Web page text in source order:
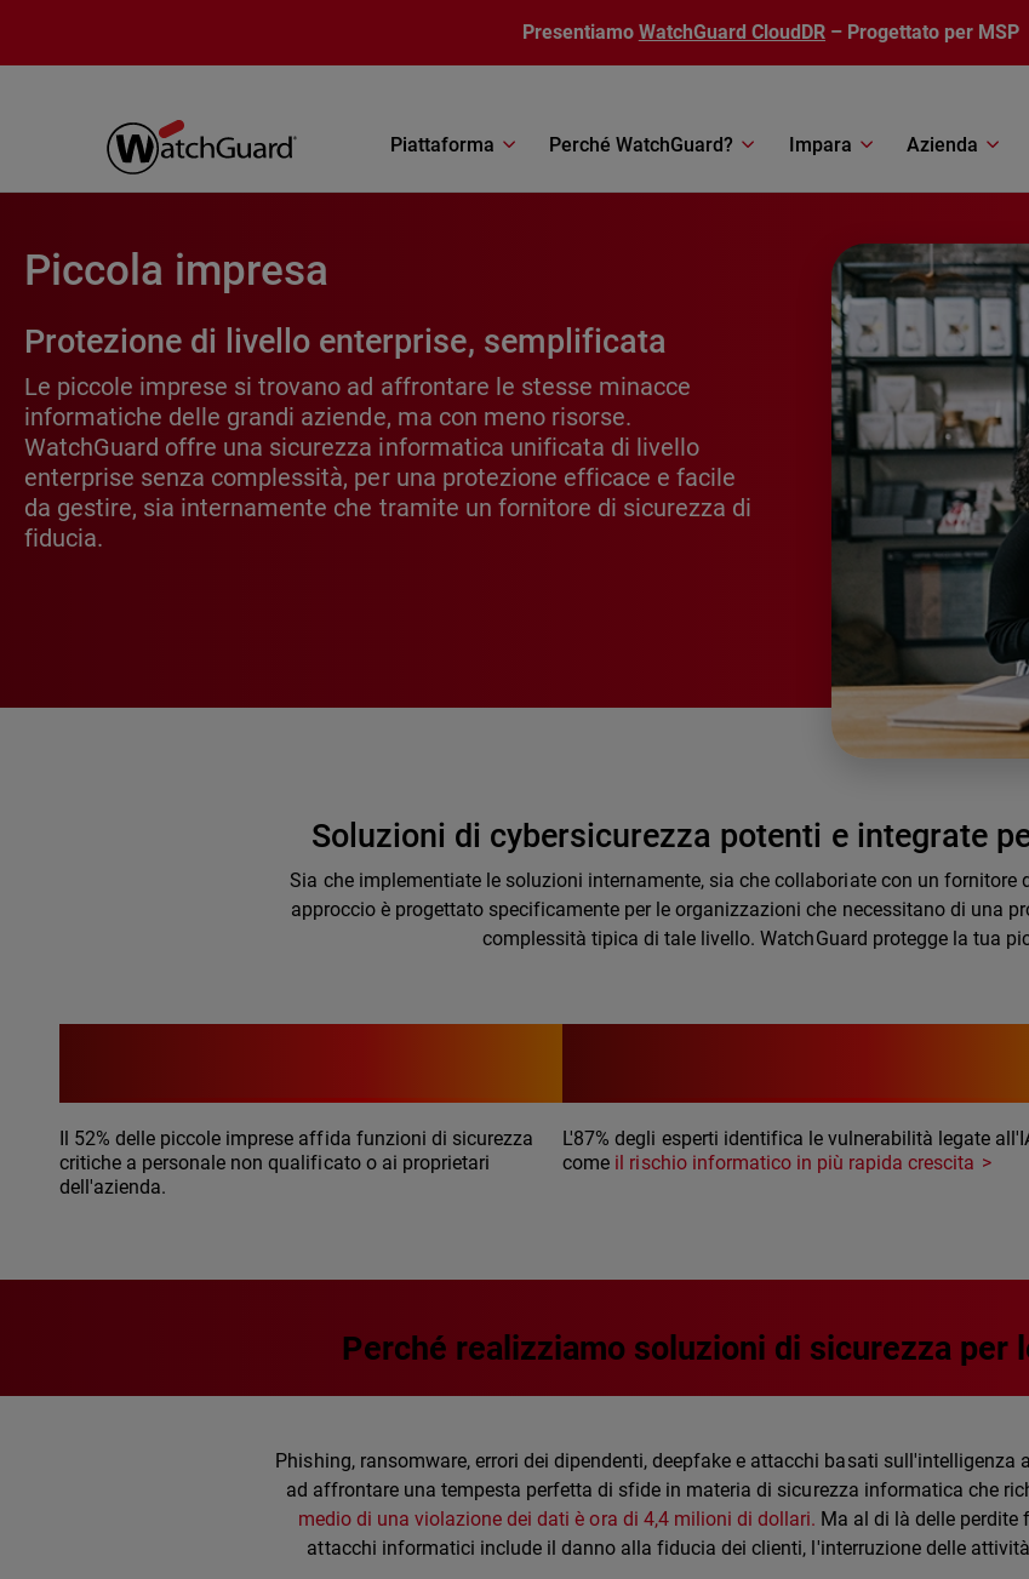
Presentiamo WatchGuard CloudDR – Progettato per MSP
Piattaforma Perché WatchGuard? Impara Azienda
Piccola impresa
Protezione di livello enterprise, semplificata
Le piccole imprese si trovano ad affrontare le stesse minacce
informatiche delle grandi aziende, ma con meno risorse.
WatchGuard offre una sicurezza informatica unificata di livello
enterprise senza complessità, per una protezione efficace e facile
da gestire, sia internamente che tramite un fornitore di sicurezza di
fiducia.
Soluzioni di cybersicurezza potenti e integrate
Sia che implementiate le soluzioni internamente, sia che collaboriate con un fornitore
approccio è progettato specificamente per le organizzazioni che necessitano di una
complessità tipica di tale livello. WatchGuard protegge la tua
Il 52% delle piccole imprese affida funzioni di sicurezza
critiche a personale non qualificato o ai proprietari
dell'azienda.
L'87% degli esperti identifica le vulnerabilità legate
come il rischio informatico in più rapida crescita
Perché realizziamo soluzioni di sicurezza per
Phishing, ransomware, errori dei dipendenti, deepfake e attacchi basati
ad affrontare una tempesta perfetta di sfide in materia di sicurezza informatica che
medio di una violazione dei dati è ora di 4,4 milioni di dollari. Ma al di là delle perdite
attacchi informatici include il danno alla fiducia dei clienti, l'interruzione delle